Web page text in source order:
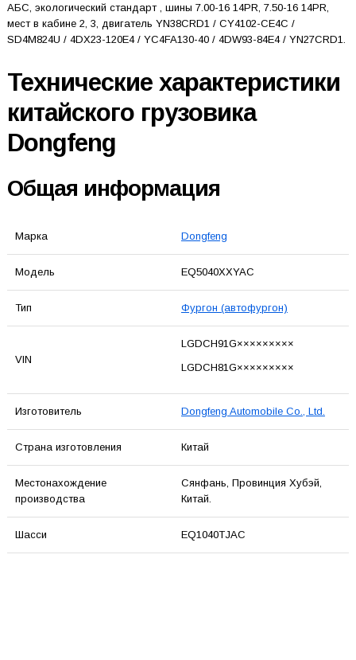
АБС, экологический стандарт , шины 7.00-16 14PR, 7.50-16 14PR,
мест в кабине 2, 3, двигатель YN38CRD1 / CY4102-CE4C /
SD4M824U / 4DX23-120E4 / YC4FA130-40 / 4DW93-84E4 / YN27CRD1.
Технические характеристики
китайского грузовика
Dongfeng
Общая информация
Марка Dongfeng
Модель EQ5040XXYAC
Тип Фургон (автофургон)
VIN
LGDCH91G×××××××××
LGDCH81G×××××××××
Изготовитель Dongfeng Automobile Co., Ltd.
Страна изготовления Китай
Местонахождение
производства
Сянфань, Провинция Хубэй,
Китай.
Шасси EQ1040TJAC